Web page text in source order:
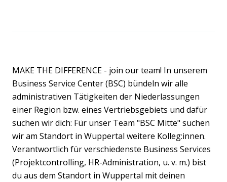
MAKE THE DIFFERENCE - join our team! In unserem
Business Service Center (BSC) bündeln wir alle
administrativen Tätigkeiten der Niederlassungen
einer Region bzw. eines Vertriebsgebiets und dafür
suchen wir dich: Für unser Team "BSC Mitte" suchen
wir am Standort in Wuppertal weitere Kolleg:innen.
Verantwortlich für verschiedenste Business Services
(Projektcontrolling, HR-Administration, u. v. m.) bist
du aus dem Standort in Wuppertal mit deinen